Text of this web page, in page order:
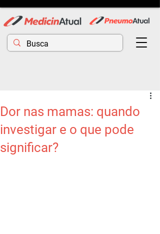
Dor nas mamas: quando
investigar e o que pode
significar?